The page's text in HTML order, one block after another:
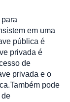
em uma
pública é
privada é
de
privada e o
pode
de